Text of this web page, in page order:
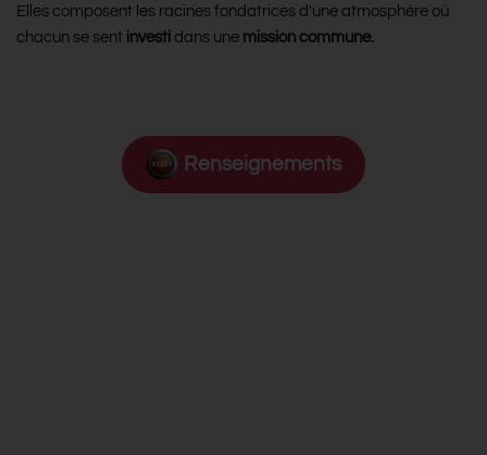
Elles composent les racines fondatrices d'une atmosphère où
chacun se sent investi dans une mission commune.
Renseignements